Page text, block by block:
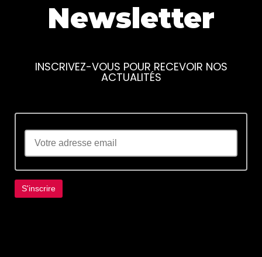
Newsletter
INSCRIVEZ-VOUS POUR RECEVOIR NOS
ACTUALITÉS